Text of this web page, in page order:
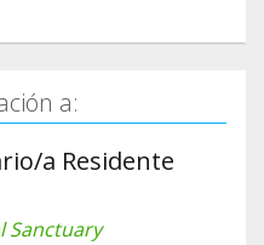
a:
a Residente
Sanctuary